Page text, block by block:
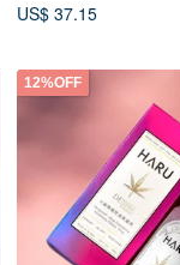
US$ 37.15
12%OFF